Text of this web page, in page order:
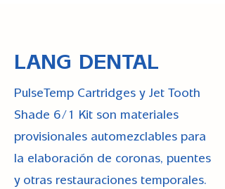
LANG DENTAL
PulseTemp Cartridges y Jet Tooth
Shade 6/1 Kit son materiales
provisionales automezclables para
la elaboración de coronas, puentes
y otras restauraciones temporales.